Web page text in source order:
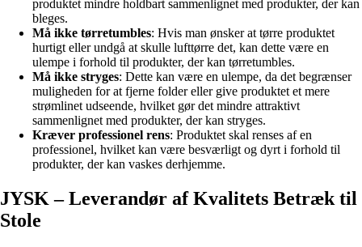
produktet mindre holdbart sammenlignet med produkter, der kan
bleges.
Må ikke tørretumbles: Hvis man ønsker at tørre produktet
hurtigt eller undgå at skulle lufttørre det, kan dette være en
ulempe i forhold til produkter, der kan tørretumbles.
Må ikke stryges: Dette kan være en ulempe, da det begrænser
muligheden for at fjerne folder eller give produktet et mere
strømlinet udseende, hvilket gør det mindre attraktivt
sammenlignet med produkter, der kan stryges.
Kræver professionel rens: Produktet skal renses af en
professionel, hvilket kan være besværligt og dyrt i forhold til
produkter, der kan vaskes derhjemme.
JYSK – Leverandør af Kvalitets Betræk til
Stole